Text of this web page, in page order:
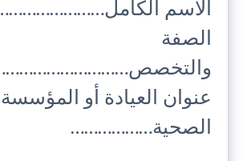
الاسم
الصفة
عنوان العيادة أو المؤسسة
الصحية………………